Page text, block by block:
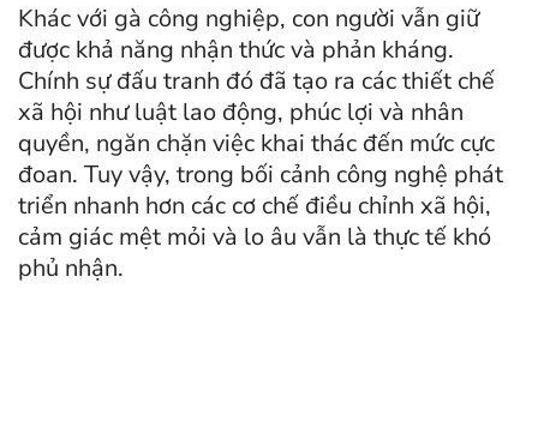
Khác với gà công nghiệp, con người vẫn giữ
được khả năng nhận thức và phản kháng.
Chính sự đấu tranh đó đã tạo ra các thiết chế
xã hội như luật lao động, phúc lợi và nhân
quyền, ngăn chặn việc khai thác đến mức cực
đoan. Tuy vậy, trong bối cảnh công nghệ phát
triển nhanh hơn các cơ chế điều chỉnh xã hội,
cảm giác mệt mỏi và lo âu vẫn là thực tế khó
phủ nhận.